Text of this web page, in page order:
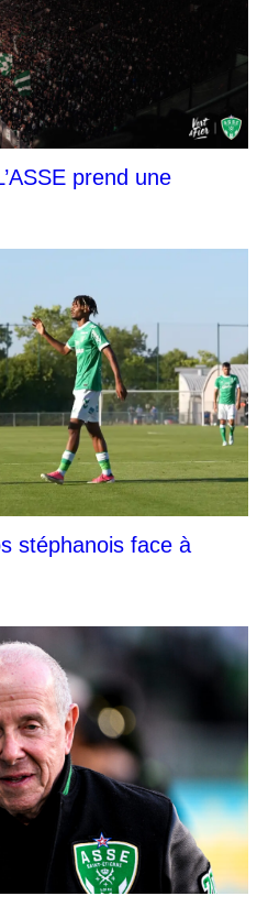
prend une
stéphanois face à